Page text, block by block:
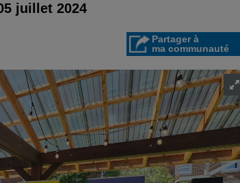
juillet 2024
Partager à
ma communauté